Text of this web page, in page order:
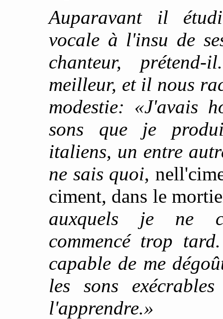
Auparavant il
vocale à l'insu de
chanteur,
meilleur, et il nous
modestie: «J'avais
sons que je
italiens, un entre
ne sais quoi,
ciment, dans le
auxquels je ne
commencé trop
capable de me
les sons
l'apprendre.»